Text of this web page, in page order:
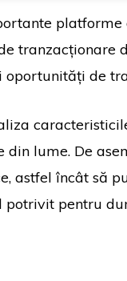
platforme
tranzacționare
oportunități de
lume. De
astfel încât să
potrivit pentru